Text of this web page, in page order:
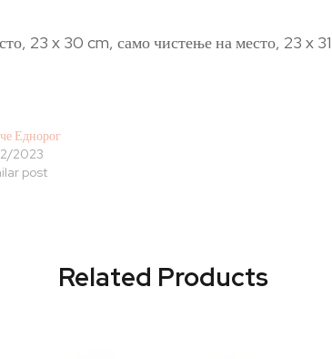
23 x 30 cm, само чистење на место, 23 x
Еднорог
2023
post
Related Products